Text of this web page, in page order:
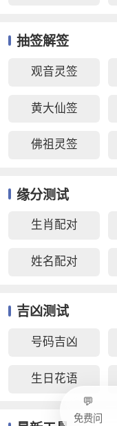
抽签解签
观音灵签
黄大仙签
佛祖灵签
缘分测试
生肖配对
姓名配对
吉凶测试
号码吉凶
生日花语
💬
免费问